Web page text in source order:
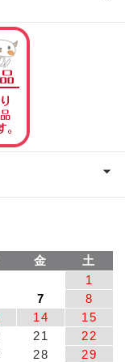
金
土
1
7
8
14
15
21
22
28
29